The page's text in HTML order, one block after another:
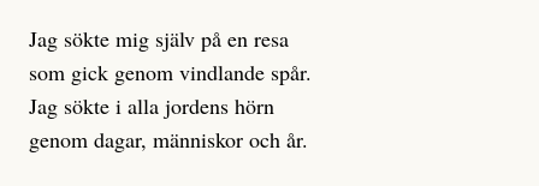
klickbete är inte intressant för Dagens ETC.
Journalistiken är låst. En klatschig men korrekt rubrik
gör förhoppningsvis att en nyfiken beställer
prenumeration, men den avslutas sekunder senare om
Jag sökte mig själv på en resa
som gick genom vindlande spår.
Jag sökte i alla jordens hörn
genom dagar, människor och år.